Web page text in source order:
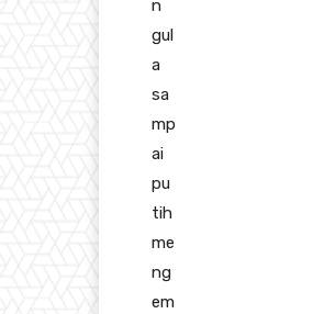
n
gul
a
sa
mp
ai
pu
tih
me
ng
em